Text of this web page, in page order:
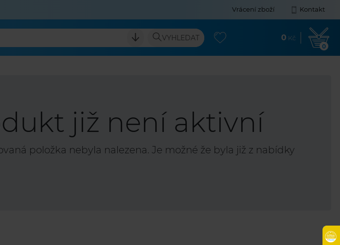
Vrácení zboží Kontakt
VYHLEDAT 0 Kč
0
již není aktivní
položka nebyla nalezena. Je možné že byla již z nabídky